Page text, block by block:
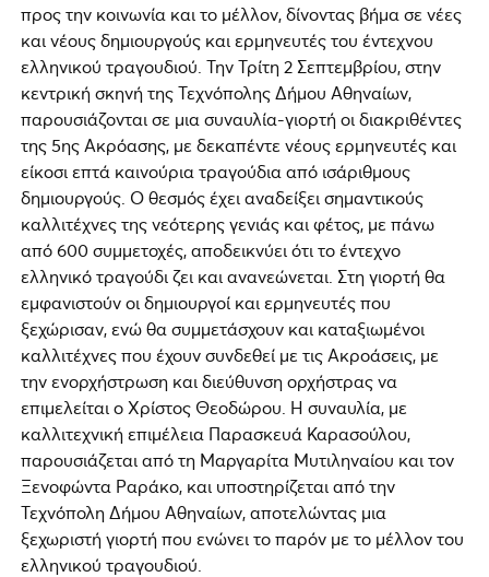
προς την κοινωνία και το μέλλον, δίνοντας βήμα σε νέες
και νέους δημιουργούς και ερμηνευτές του έντεχνου
ελληνικού τραγουδιού. Την Τρίτη 2 Σεπτεμβρίου, στην
κεντρική σκηνή της Τεχνόπολης Δήμου Αθηναίων,
παρουσιάζονται σε μια συναυλία-γιορτή οι διακριθέντες
της 5ης Ακρόασης, με δεκαπέντε νέους ερμηνευτές και
είκοσι επτά καινούρια τραγούδια από ισάριθμους
δημιουργούς. Ο θεσμός έχει αναδείξει σημαντικούς
καλλιτέχνες της νεότερης γενιάς και φέτος, με πάνω
από 600 συμμετοχές, αποδεικνύει ότι το έντεχνο
ελληνικό τραγούδι ζει και ανανεώνεται. Στη γιορτή θα
εμφανιστούν οι δημιουργοί και ερμηνευτές που
ξεχώρισαν, ενώ θα συμμετάσχουν και καταξιωμένοι
καλλιτέχνες που έχουν συνδεθεί με τις Ακροάσεις, με
την ενορχήστρωση και διεύθυνση ορχήστρας να
επιμελείται ο Χρίστος Θεοδώρου. Η συναυλία, με
καλλιτεχνική επιμέλεια Παρασκευά Καρασούλου,
παρουσιάζεται από τη Μαργαρίτα Μυτιληναίου και τον
Ξενοφώντα Ραράκο, και υποστηρίζεται από την
Τεχνόπολη Δήμου Αθηναίων, αποτελώντας μια
ξεχωριστή γιορτή που ενώνει το παρόν με το μέλλον του
ελληνικού τραγουδιού.